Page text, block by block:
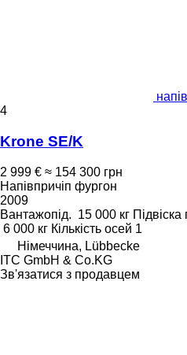
4
Krone SE/K
2 999 € ≈ 154 300 грн
Напівпричіп фургон
2009
Вантажопід. 15 000 кг Підвіска
6 000 кг Кількість осей 1
Німеччина, Lübbecke
ITC GmbH & Co.KG
Зв'язатися з продавцем